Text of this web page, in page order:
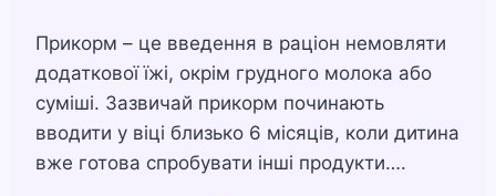
Прикорм – це введення в раціон немовляти
додаткової їжі, окрім грудного молока або
суміші. Зазвичай прикорм починають
вводити у віці близько 6 місяців, коли дитина
вже готова спробувати інші продукти….